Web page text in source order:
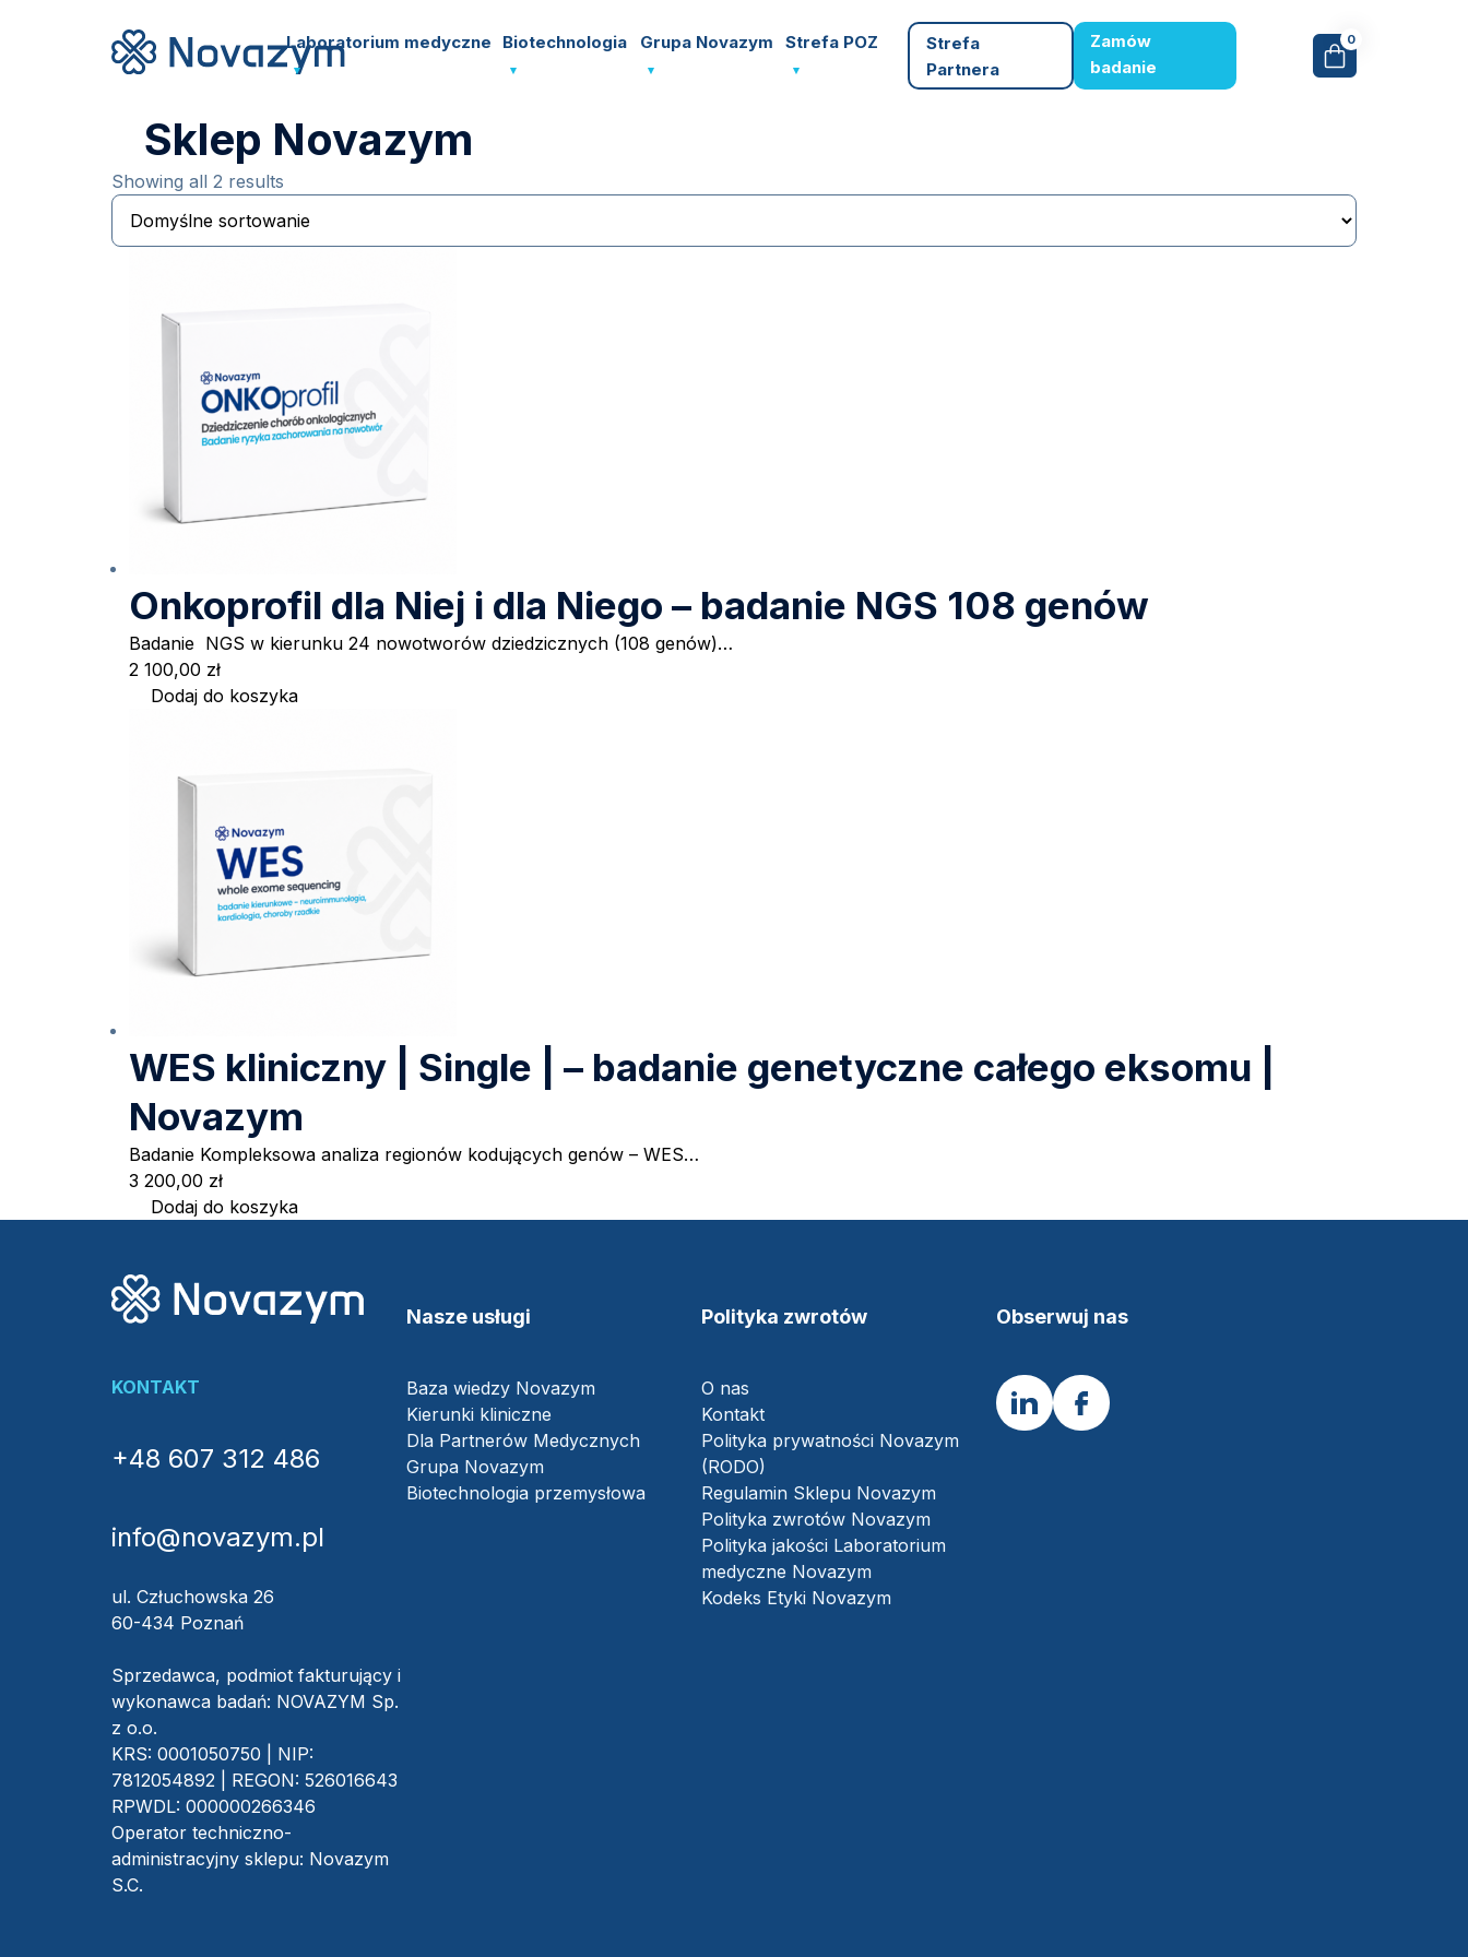
Laboratorium medyczne Biotechnologia Grupa Novazym Strefa POZ
Strefa
Partnera
Zamów
badanie
0
Sklep Novazym
Showing all 2 results
Onkoprofil dla Niej i dla Niego – badanie NGS 108 genów
Badanie NGS w kierunku 24 nowotworów dziedzicznych (108 genów)…
2 100,00 zł
Dodaj do koszyka
WES kliniczny | Single | – badanie genetyczne całego eksomu |
Novazym
Badanie Kompleksowa analiza regionów kodujących genów – WES…
3 200,00 zł
Dodaj do koszyka
KONTAKT
+48 607 312 486
info@novazym.pl
ul. Człuchowska 26
60-434 Poznań
Sprzedawca, podmiot fakturujący i
wykonawca badań: NOVAZYM Sp.
z o.o.
KRS: 0001050750 | NIP:
7812054892 | REGON: 526016643
RPWDL: 000000266346
Operator techniczno-
administracyjny sklepu: Novazym
S.C.
Nasze usługi
Baza wiedzy Novazym
Kierunki kliniczne
Dla Partnerów Medycznych
Grupa Novazym
Biotechnologia przemysłowa
Polityka zwrotów
O nas
Kontakt
Polityka prywatności Novazym
(RODO)
Regulamin Sklepu Novazym
Polityka zwrotów Novazym
Polityka jakości Laboratorium
medyczne Novazym
Kodeks Etyki Novazym
Obserwuj nas